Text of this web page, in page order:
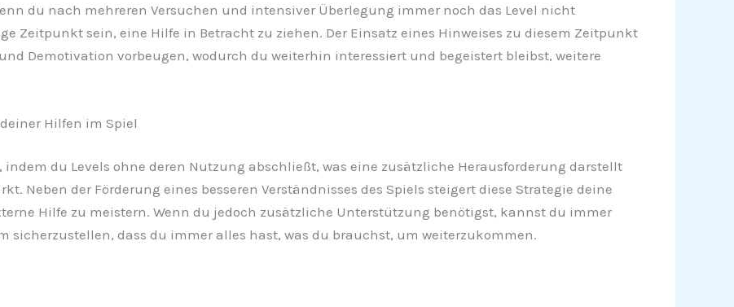
du nach mehreren Versuchen und intensiver Überlegung immer noch das Level nicht
Zeitpunkt sein, eine Hilfe in Betracht zu ziehen. Der Einsatz eines Hinweises zu diesem Zeitpunkt
Demotivation vorbeugen, wodurch du weiterhin interessiert und begeistert bleibst, weitere
Hilfen im Spiel
du Levels ohne deren Nutzung abschließt, was eine zusätzliche Herausforderung darstellt
Neben der Förderung eines besseren Verständnisses des Spiels steigert diese Strategie deine
Hilfe zu meistern. Wenn du jedoch zusätzliche Unterstützung benötigst, kannst du immer
sicherzustellen, dass du immer alles hast, was du brauchst, um weiterzukommen.